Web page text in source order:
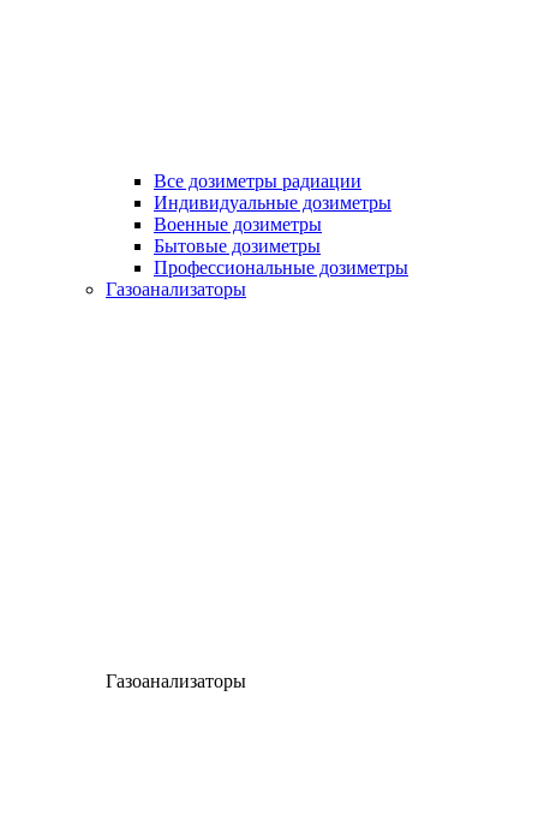
Все дозиметры радиации
Индивидуальные дозиметры
Военные дозиметры
Бытовые дозиметры
Профессиональные дозиметры
Газоанализаторы
Газоанализаторы